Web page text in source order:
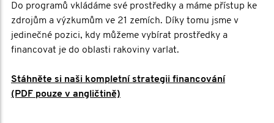
Do programů vkládáme své prostředky a máme přístup ke
zdrojům a výzkumům ve 21 zemích. Díky tomu jsme v
jedinečné pozici, kdy můžeme vybírat prostředky a
financovat je do oblasti rakoviny varlat.
Stáhněte si naši kompletní strategii financování
(PDF pouze v angličtině)